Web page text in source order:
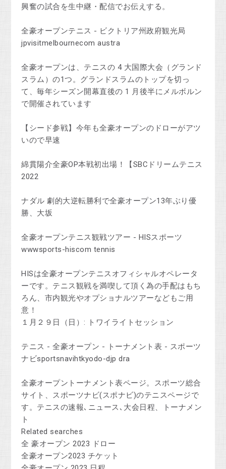
興奮の試合を生中継・配信でお伝えする。
全豪オープンテニス - ビクトリア州政府観光局
jpvisitmelbournecom austra
全豪オープンは、テニスの 4 大国際大会（グランド
スラム）の1つ。グランドスラムのトップを切っ
て、毎年シーズン開幕直後の 1 月後半にメルボルン
で開催されています
【シード参戦】今年も全豪オープンのドローがアツ
いので早速
綿貫陽介全豪OP本戦初出場！【SBCドリームテニス
2022
ナダル 劇的大逆転勝利で全豪オープン13年ぶり優
勝、大坂
全豪オープンテニス観戦ツアー - HISスポーツ
wwwsports-hiscom tennis
HISは全豪オープンテニスオフィシャルオペレータ
ーです。テニス観戦を満喫して頂く為の手配はもち
ろん、市内観光やオプショナルツアーなどもご用
意！
１月２９日（日）: トワイライトセッション
テニス - 全豪オープン - トーナメント表 - スポーツ
ナビsportsnavihtkyodo-djp dra
全豪オープントーナメント表ページ。スポーツ総合
サイト、スポーツナビ(スポナビ)のテニスページで
す。テニスの速報､ニュース､大会日程、トーナメン
ト
Related searches
全 豪オープン 2023 ドロー
全豪オープン2023 チケット